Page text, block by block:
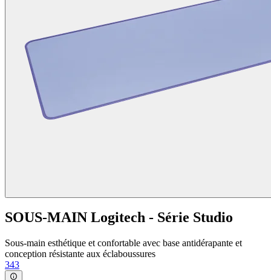
SOUS-MAIN Logitech - Série Studio
Sous-main esthétique et confortable avec base antidérapante et
conception résistante aux éclaboussures
343